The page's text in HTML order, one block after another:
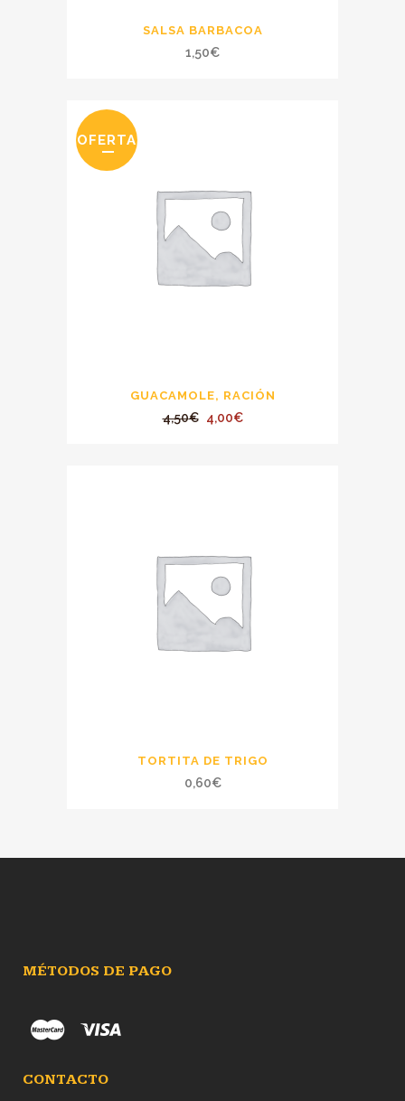
SALSA BARBACOA
1,50€
OFERTA
GUACAMOLE, RACIÓN
4,50€ El
4,00€El
TORTITA DE TRIGO
0,60€
MÉTODOS DE PAGO
CONTACTO